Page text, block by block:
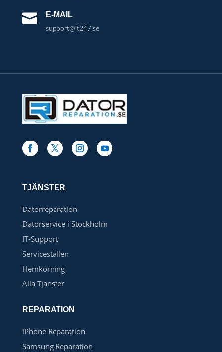
 E-MAIL
support@it247.se
TJÄNSTER
Datorreparation
Datorservice i Stockholm
IT-Support
Serviceställen
Hemkörning
Alla Tjänster
REPARATION
iPhone Reparation
Samsung Reparation